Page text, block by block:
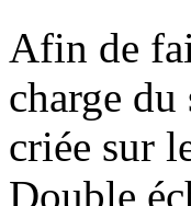
Afin de
charge
criée sur
Double